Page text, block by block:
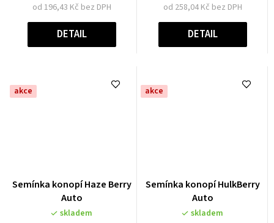
od 196,43 Kč bez DPH
DETAIL
od 258,04 Kč bez DPH
DETAIL
akce
Semínka konopí Haze Berry
Auto
skladem
akce
Semínka konopí HulkBerry
Auto
skladem